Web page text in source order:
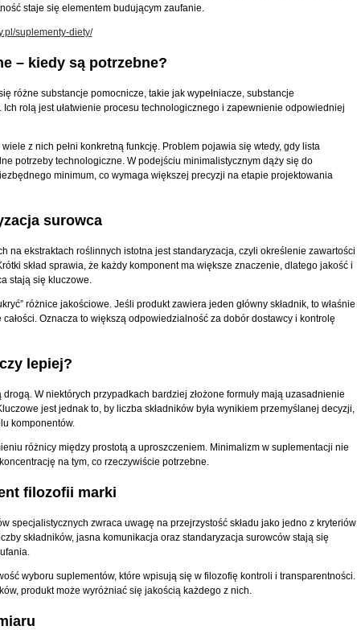
staje się elementem budującym zaufanie.
suplementy-diety/
– kiedy są potrzebne?
różne substancje pomocnicze, takie jak wypełniacze, substancje
rolą jest ułatwienie procesu technologicznego i zapewnienie odpowiedniej
z nich pełni konkretną funkcję. Problem pojawia się wtedy, gdy lista
potrzeby technologiczne. W podejściu minimalistycznym dąży się do
minimum, co wymaga większej precyzji na etapie projektowania
surowca
na ekstraktach roślinnych istotna jest standaryzacja, czyli określenie zawartości
skład sprawia, że każdy komponent ma większe znaczenie, dlatego jakość i
stają się kluczowe.
różnice jakościowe. Jeśli produkt zawiera jeden główny składnik, to właśnie
Oznacza to większą odpowiedzialność za dobór dostawcy i kontrolę
lepiej?
W niektórych przypadkach bardziej złożone formuły mają uzasadnienie
jest jednak to, by liczba składników była wynikiem przemyślanej decyzji,
komponentów.
różnicy między prostotą a uproszczeniem. Minimalizm w suplementacji nie
na tym, co rzeczywiście potrzebne.
filozofii marki
specjalistycznych zwraca uwagę na przejrzystość składu jako jedno z kryteriów
składników, jasna komunikacja oraz standaryzacja surowców stają się
wyboru suplementów, które wpisują się w filozofię kontroli i transparentności.
produkt może wyróżniać się jakością każdego z nich.